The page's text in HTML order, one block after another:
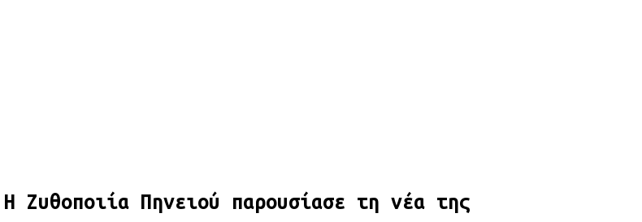
Η Ζυθοποιία Πηνειού παρουσίασε τη νέα της